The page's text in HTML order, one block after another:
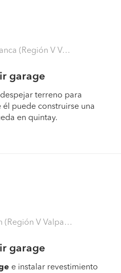
V Valparaíso - Valparaíso)
garage
terreno para
él puede construirse una
en quintay.
V Valparaíso - Valparaíso)
garage
e instalar revestimiento